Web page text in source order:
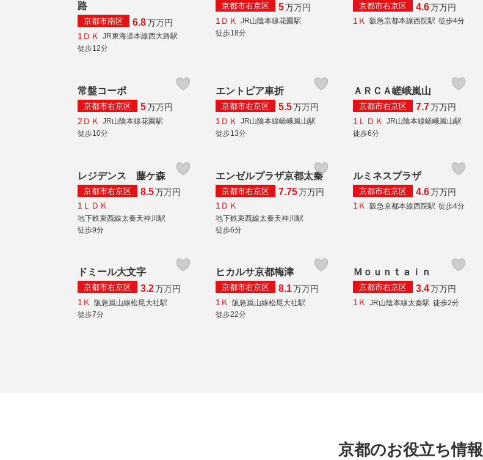
路
京都市南区 6.8万万円
1ＤＫ
JR東海道本線西大路駅
徒歩12分
京都市右京区 5万万円
1ＤＫ
JR山陰本線花園駅
徒歩18分
京都市右京区 4.6万万円
1Ｋ
阪急京都本線西院駅 徒歩4分
常盤コーポ
京都市右京区 5万万円
2ＤＫ
JR山陰本線花園駅
徒歩10分
エントピア車折
京都市右京区 5.5万万円
1ＤＫ
JR山陰本線嵯峨嵐山駅
徒歩13分
ＡＲＣＡ嵯峨嵐山
京都市右京区 7.7万万円
1ＬＤＫ
JR山陰本線嵯峨嵐山駅
徒歩6分
レジデンス 藤ケ森
京都市右京区 8.5万万円
1ＬＤＫ
地下鉄東西線太秦天神川駅
徒歩9分
エンゼルプラザ京都太秦
京都市右京区 7.75万万円
1ＤＫ
地下鉄東西線太秦天神川駅
徒歩6分
ルミネスプラザ
京都市右京区 4.6万万円
1Ｋ 阪急京都本線西院駅 徒歩4分
ドミール大文字
京都市右京区 3.2万万円
1Ｋ
阪急嵐山線松尾大社駅
徒歩7分
ヒカルサ京都梅津
京都市右京区 8.1万万円
1Ｋ
阪急嵐山線松尾大社駅
徒歩22分
Ｍｏｕｎｔａｉｎ
京都市右京区 3.4万万円
1Ｋ
JR山陰本線太秦駅 徒歩2分
京都のお役立ち情報